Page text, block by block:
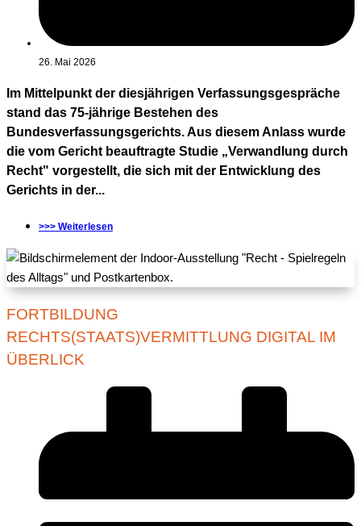
26. Mai 2026
Im Mittelpunkt der diesjährigen Verfassungsgespräche
stand das 75-jährige Bestehen des
Bundesverfassungsgerichts. Aus diesem Anlass wurde
die vom Gericht beauftragte Studie „Verwandlung durch
Recht" vorgestellt, die sich mit der Entwicklung des
Gerichts in der...
>>> Weiterlesen
FORTBILDUNG
RECHTS(STAATS)VERMITTLUNG DIGITAL IM
ÜBERLICK